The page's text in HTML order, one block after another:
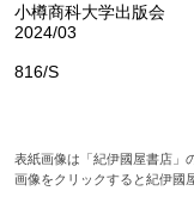
小樽商科大学出版会
2024/03
816/S
表紙画像は「紀伊國屋書店」
画像をクリックすると紀伊國